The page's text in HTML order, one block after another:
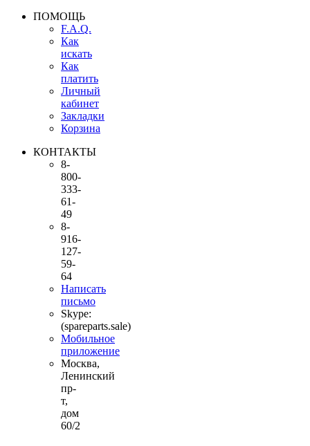
ПОМОЩЬ
F.A.Q.
Как
искать
Как
платить
Личный
кабинет
Закладки
Корзина
КОНТАКТЫ
8-
800-
333-
61-
49
8-
916-
127-
59-
64
Написать
письмо
Skype:
(spareparts.sale)
Мобильное
приложение
Москва,
Ленинский
пр-
т,
дом
60/2